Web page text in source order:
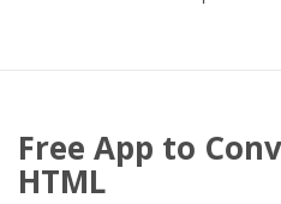
Free App to
HTML